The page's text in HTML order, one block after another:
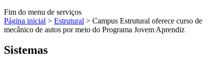
Fim do menu de serviços
Página inicial > Estrutural > Campus Estrutural oferece curso de
mecânico de autos por meio do Programa Jovem Aprendiz
Sistemas